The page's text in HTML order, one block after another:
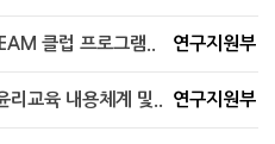
클럽 프로그램.. 연구지원부
리교육 내용체계 및.. 연구지원부